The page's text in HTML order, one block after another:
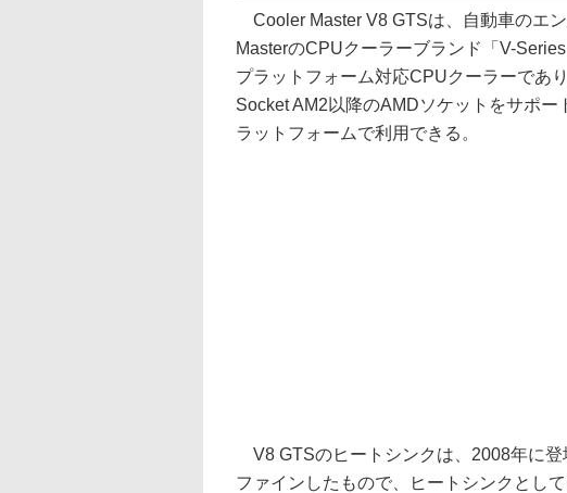
Cooler Master V8 GTSは、自動車のエ
MasterのCPUクーラーブランド「V-
プラットフォーム対応CPUクーラーであ
Socket AM2以降のAMDソケットをサポ
ラットフォームで利用できる。
V8 GTSのヒートシンクは、2008年に登
ファインしたもので、ヒートシンクとし